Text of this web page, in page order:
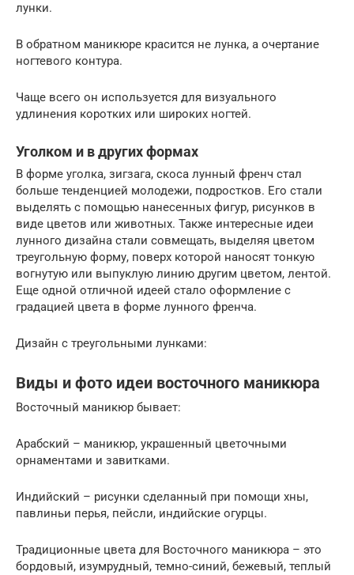
лунки.
В обратном маникюре красится не лунка, а очертание
ногтевого контура.
Чаще всего он используется для визуального
удлинения коротких или широких ногтей.
Уголком и в других формах
В форме уголка, зигзага, скоса лунный френч стал
больше тенденцией молодежи, подростков. Его стали
выделять с помощью нанесенных фигур, рисунков в
виде цветов или животных. Также интересные идеи
лунного дизайна стали совмещать, выделяя цветом
треугольную форму, поверх которой наносят тонкую
вогнутую или выпуклую линию другим цветом, лентой.
Еще одной отличной идеей стало оформление с
градацией цвета в форме лунного френча.
Дизайн с треугольными лунками:
Виды и фото идеи восточного маникюра
Восточный маникюр бывает:
Арабский – маникюр, украшенный цветочными
орнаментами и завитками.
Индийский – рисунки сделанный при помощи хны,
павлиньи перья, пейсли, индийские огурцы.
Традиционные цвета для Восточного маникюра – это
бордовый, изумрудный, темно-синий, бежевый, теплый